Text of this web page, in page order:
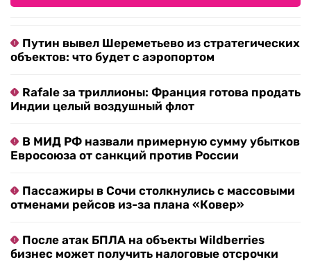
Путин вывел Шереметьево из стратегических
объектов: что будет с аэропортом
Rafale за триллионы: Франция готова продать
Индии целый воздушный флот
В МИД РФ назвали примерную сумму убытков
Евросоюза от санкций против России
Пассажиры в Сочи столкнулись с массовыми
отменами рейсов из-за плана «Ковер»
После атак БПЛА на объекты Wildberries
бизнес может получить налоговые отсрочки